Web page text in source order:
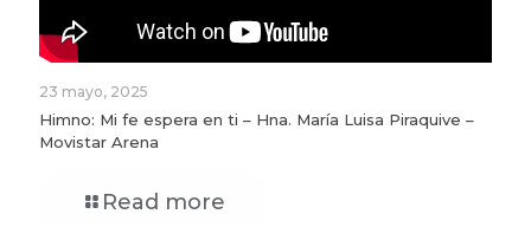
23 mayo, 2025
Himno: Mi fe espera en ti – Hna. María Luisa Piraquive –
Movistar Arena
Read more